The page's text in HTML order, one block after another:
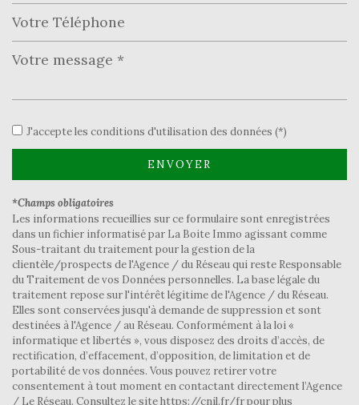
École primaire
statistiques
Propriétaires (vs. locataires)
74,10 %
Taxe habitation
7,09 %
Taxe foncière
20,08 %
Habitants de moins de 25 ans
33,87 %
Habitants de 25 à 55 ans
39,98 %
Habitants de plus de 55 ans
26,16 %
Nombre d'enfants par famille
Familles sans enfant
41,68 %
J'accepte les conditions d'utilisation des données (*)
ENVOYER
*Champs obligatoires
Les informations recueillies sur ce formulaire sont enregistrées
dans un fichier informatisé par La Boite Immo agissant comme
Sous-traitant du traitement pour la gestion de la
clientèle/prospects de l'Agence / du Réseau qui reste Responsable
du Traitement de vos Données personnelles. La base légale du
traitement repose sur l'intérêt légitime de l'Agence / du Réseau.
Elles sont conservées jusqu'à demande de suppression et sont
destinées à l'Agence / au Réseau. Conformément à la loi «
informatique et libertés », vous disposez des droits d’accès, de
rectification, d’effacement, d’opposition, de limitation et de
portabilité de vos données. Vous pouvez retirer votre
consentement à tout moment en contactant directement l’Agence
/ Le Réseau. Consultez le site https://cnil.fr/fr pour plus